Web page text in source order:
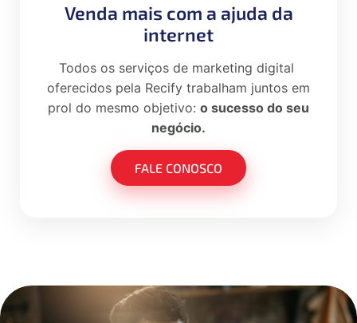
Venda mais com a ajuda da
internet
Todos os serviços de marketing digital
oferecidos pela Recify trabalham juntos em
prol do mesmo objetivo: o sucesso do seu
negócio.
FALE CONOSCO